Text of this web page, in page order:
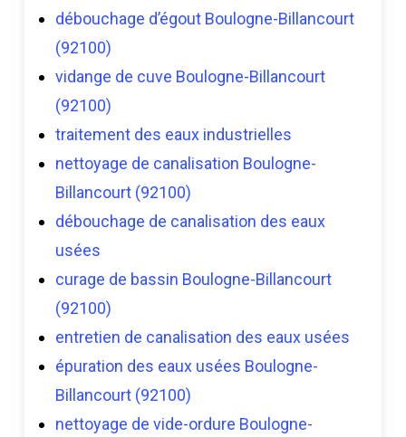
débouchage d’égout Boulogne-Billancourt
(92100)
vidange de cuve Boulogne-Billancourt
(92100)
traitement des eaux industrielles
nettoyage de canalisation Boulogne-
Billancourt (92100)
débouchage de canalisation des eaux
usées
curage de bassin Boulogne-Billancourt
(92100)
entretien de canalisation des eaux usées
épuration des eaux usées Boulogne-
Billancourt (92100)
nettoyage de vide-ordure Boulogne-